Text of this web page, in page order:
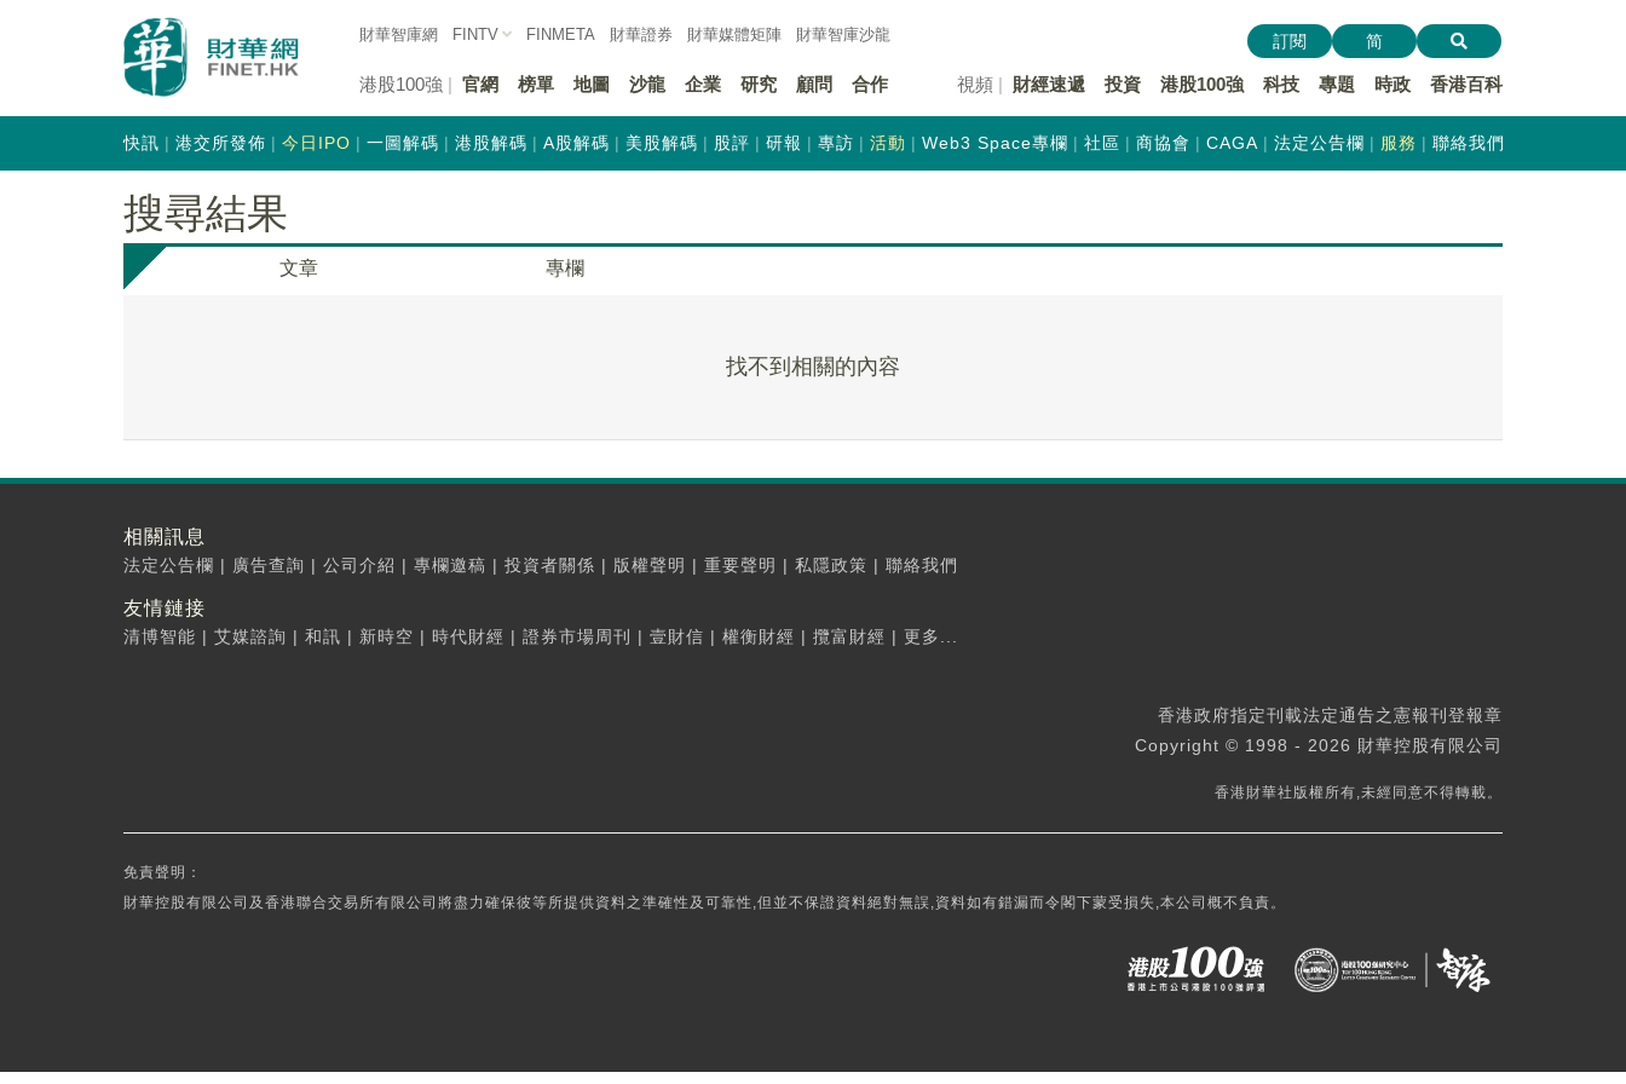
財華智庫網 FINTV FINMETA 財華證券 財華媒體矩陣 財華智庫沙龍
港股100強 官網 榜單 地圖 沙龍 企業 研究 顧問 合作 視頻 財經速遞 投資 港股100強 科技 專題 時政 香港百科
訂閱 简
快訊 港交所發佈 今日IPO 一圖解碼 港股解碼 A股解碼 美股解碼 股評 研報 專訪 活動 Web3 Space專欄 社區 商協會 CAGA 法定公告欄 服務 聯絡我們
搜尋結果
文章 專欄
找不到相關的內容
相關訊息
法定公告欄 | 廣告查詢 | 公司介紹 | 專欄邀稿 | 投資者關係 | 版權聲明 | 重要聲明 | 私隱政策 | 聯絡我們
友情鏈接
清博智能 | 艾媒諮詢 | 和訊 | 新時空 | 時代財經 | 證券市場周刊 | 壹財信 | 權衡財經 | 攬富財經 | 更多...
香港政府指定刊載法定通告之憲報刊登報章
Copyright © 1998 - 2026 財華控股有限公司
香港財華社版權所有,未經同意不得轉載。
免責聲明：
財華控股有限公司及香港聯合交易所有限公司將盡力確保彼等所提供資料之準確性及可靠性,但並不保證資料絕對無誤,資料如有錯漏而令閣下蒙受損失,本公司概不負責。